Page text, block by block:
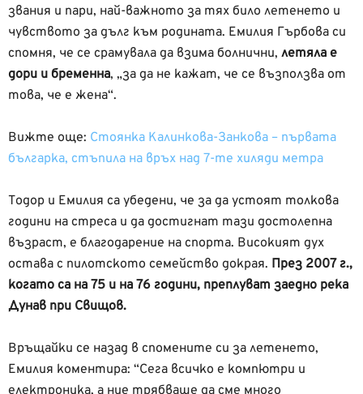
звания и пари, най-важното за тях било летенето и
чувството за дълг към родината. Емилия Гърбова си
спомня, че се срамувала да взима болнични, летяла е
дори и бременна, „за да не кажат, че се възползва от
това, че е жена“.
Вижте още: Стоянка Калинкова-Занкова – първата
българка, стъпила на връх над 7-те хиляди метра
Тодор и Емилия са убедени, че за да устоят толкова
години на стреса и да достигнат тази достолепна
възраст, е благодарение на спорта. Високият дух
остава с пилотското семейство докрая. През 2007 г.,
когато са на 75 и на 76 години, преплуват заедно река
Дунав при Свищов.
Връщайки се назад в спомените си за летенето,
Емилия коментира: “Сега всичко е компютри и